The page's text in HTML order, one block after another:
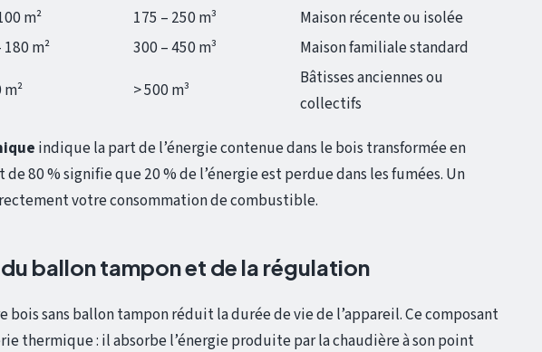
m² 175 – 250 m³
Maison récente ou isolée
180 m² 300 – 450 m³
Maison familiale standard
m² > 500 m³
Bâtisses anciennes ou
collectifs
indique la part de l’énergie contenue dans le bois transformée en
80 % signifie que 20 % de l’énergie est perdue dans les fumées. Un
votre consommation de combustible.
ballon tampon et de la régulation
bois sans ballon tampon réduit la durée de vie de l’appareil. Ce composant
thermique : il absorbe l’énergie produite par la chaudière à son point